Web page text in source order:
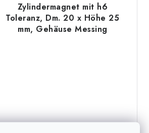
Zylindermagnet mit h6
Toleranz, Dm. 20 x Höhe 25
mm, Gehäuse Messing